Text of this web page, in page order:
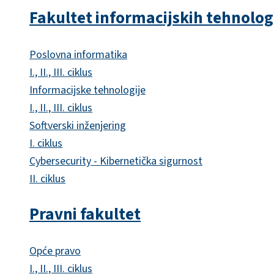
Fakultet informacijskih
Poslovna informatika
I., II., III. ciklus
Informacijske tehnologije
I., II., III. ciklus
Softverski inženjering
I. ciklus
Cybersecurity - Kibernetička sigurnost
II. ciklus
Pravni fakultet
Opće pravo
I., II., III. ciklus